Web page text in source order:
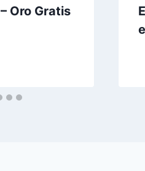
Oro Gratis